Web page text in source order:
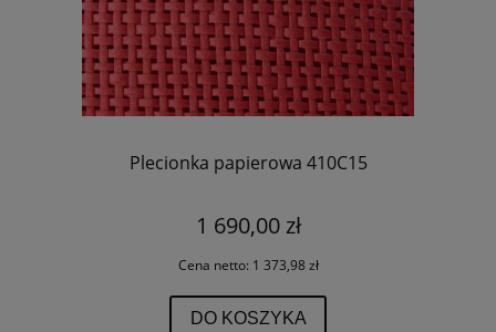
Plecionka papierowa 410C15
1 690,00 zł
Cena netto: 1 373,98 zł
DO KOSZYKA